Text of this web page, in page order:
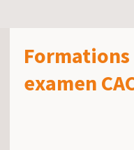
examen